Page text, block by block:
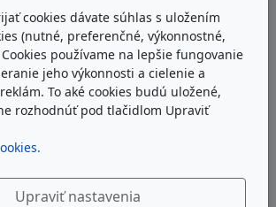
na verejných koncertoch
s Bratislavským detským zborom a
kultúrnych podujatí v
Zápotočná
cookies dávate súhlas s uložením
(nutné, preferenčné, výkonnostné,
používame na lepšie fungovanie
jeho výkonnosti a cielenie a
To aké cookies budú uložené,
rozhodnúť pod tlačidlom Upraviť
Upraviť nastavenia